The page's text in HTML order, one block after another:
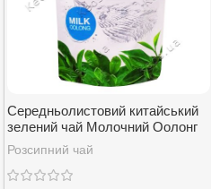
Середньолистовий китайський
зелений чай Молочний Оолонг
Milk Oolong Фен Шуй Ті Fenq
Shui Tea 80г.
Розсипний чай